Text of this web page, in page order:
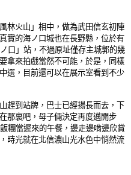
林火山」相中，做為武田信玄初陣
實的海ノ口城也在長野縣，位於有
口」站，不過原址僅存主城郭的幾
拿來拍戲當然不可能，於是，同樣
選，目前還可以在展示室看到不少
趕到站牌，巴士已經揚長而去，下
那裏吧，母子倆決定再度邁開步
糰當遲來的午餐，邊走邊啃邊欣賞
時光就在北信濃山光水色中悄然流